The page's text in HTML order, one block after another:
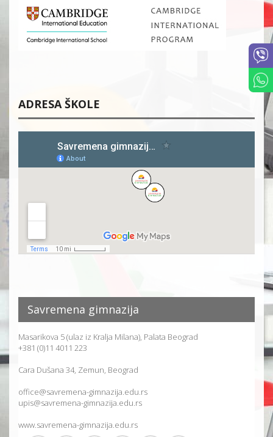
ADRESA ŠKOLE
Savremena gimnazija
Masarikova 5 (ulaz iz Kralja Milana), Palata Beograd
+381 (0)11 4011 223
Cara Dušana 34, Zemun, Beograd
office@savremena-gimnazija.edu.rs
upis@savremena-gimnazija.edu.rs
www.savremena-gimnazija.edu.rs